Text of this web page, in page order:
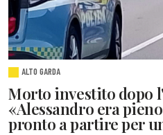
ALTO GARDA
Morto investito dopo
«Alessandro era
pronto a partire per